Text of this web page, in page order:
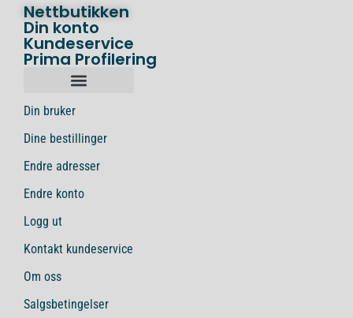
Nettbutikken
Din konto
Kundeservice
Prima Profilering
Din bruker
Dine bestillinger
Endre adresser
Endre konto
Logg ut
Kontakt kundeservice
Om oss
Salgsbetingelser